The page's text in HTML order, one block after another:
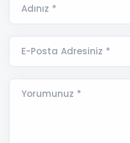
Adınız *
E-Posta Adresiniz *
Yorumunuz *